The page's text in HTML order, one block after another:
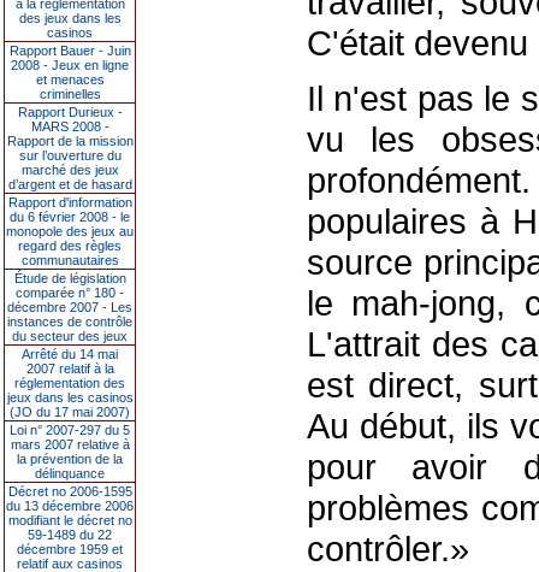
à la réglementation
des jeux dans les
casinos
Rapport Bauer - Juin
2008 - Jeux en ligne
et menaces
criminelles
Rapport Durieux -
MARS 2008 -
Rapport de la mission
sur l’ouverture du
marché des jeux
d’argent et de hasard
Rapport d'information
du 6 février 2008 - le
monopole des jeux au
regard des règles
communautaires
Étude de législation
comparée n° 180 -
décembre 2007 - Les
instances de contrôle
du secteur des jeux
Arrêté du 14 mai
2007 relatif à la
réglementation des
jeux dans les casinos
(JO du 17 mai 2007)
Loi n° 2007-297 du 5
mars 2007 relative à
la prévention de la
délinquance
Décret no 2006-1595
du 13 décembre 2006
modifiant le décret no
59-1489 du 22
décembre 1959 et
relatif aux casinos
C'était devenu
Il n'est pas le
vu les
populaires à
source
le mah-jong,
L'attrait des
est direct,
Au début, ils
pour avoir
problèmes
contrôler.»